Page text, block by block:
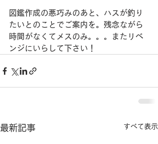
図鑑作成の悪巧みのあと、ハスが釣り
たいとのことでご案内を。残念ながら
時間がなくてメスのみ。。。またリベ
ンジにいらして下さい！
最新記事 すべて表示